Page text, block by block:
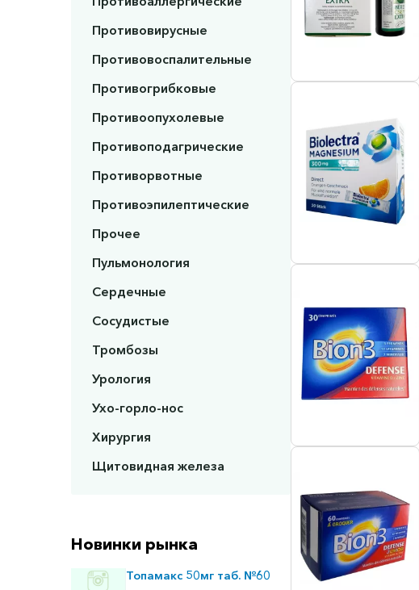
Противовирусные
Противовоспалительные
Противогрибковые
Противоопухолевые
Противоподагрические
Противорвотные
Противоэпилептические
Прочее
Пульмонология
Сердечные
Сосудистые
Тромбозы
Урология
Ухо-горло-нос
Хирургия
Щитовидная железа
Новинки рынка
Топамакс 50мг таб. №60